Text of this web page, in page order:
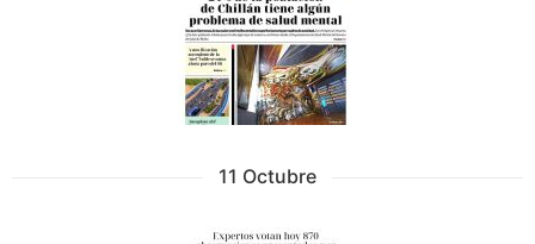
11 Octubre